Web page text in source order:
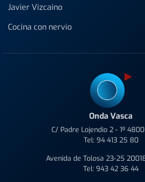
Javier Vizcaino
Cocina con nervio
Onda Vasca
C/ Padre Lojendio 2 - 1º
Tel: 94 413 25 80
Avenida de Tolosa 23-25
Tel: 943 42 36 44